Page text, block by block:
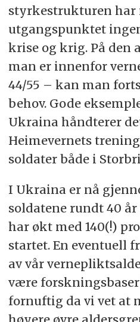
styrkestrukturen har
utgangspunktet
krise og krig. På den
man er innenfor
44/55 – kan man
behov. Gode
Ukraina håndterer
Heimevernets
soldater både i
I Ukraina er nå
soldatene rundt 40
har økt med 140(!)
startet. En eventuell
av vår
være
fornuftig da vi vet at